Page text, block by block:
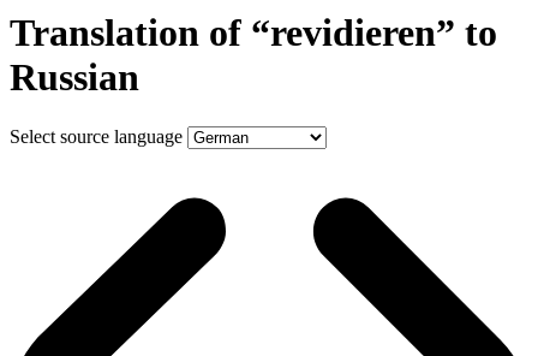
Translation of “revidieren” to
Russian
Select source language